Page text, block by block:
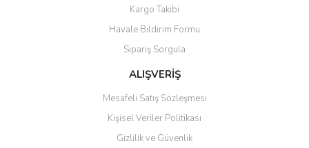
Ürün açıklamasında eksik bilgiler bulunuyor.
Ürün bilgilerinde hatalar bulunuyor.
Ürün fiyatı diğer sitelerden daha pahalı.
Bu ürüne benzer farklı alternatifler olmalı.
Kargo Takibi
Havale Bildirim Formu
Sipariş Sorgula
ALIŞVERİŞ
Mesafeli Satış Sözleşmesi
Kişisel Veriler Politikası
Gizlilik ve Güvenlik